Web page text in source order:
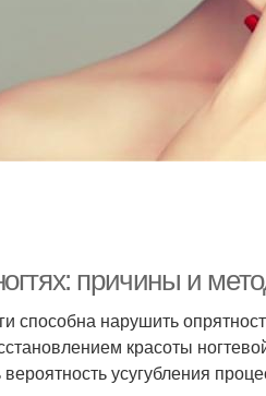
причины и
способна нарушить
красоты
усугубления